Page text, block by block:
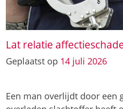
Lat relatie
Geplaatst op 14 juli 2026
Een man overlijdt door een